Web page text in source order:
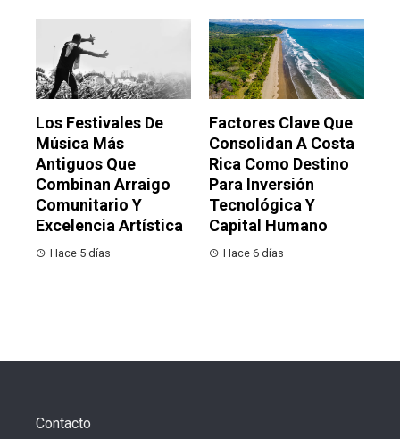
Los Festivales De
Música Más
Antiguos Que
Combinan Arraigo
Comunitario Y
Excelencia Artística
Hace 5 días
Factores Clave Que
Consolidan A Costa
Rica Como Destino
Para Inversión
Tecnológica Y
Capital Humano
Hace 6 días
Contacto